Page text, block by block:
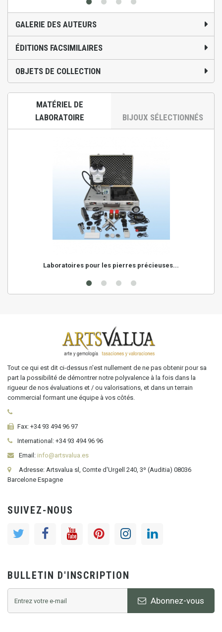
GALERIE DES AUTEURS
ÉDITIONS FACSIMILAIRES
OBJETS DE COLLECTION
MATÉRIEL DE
LABORATOIRE
BIJOUX SÉLECTIONNÉS
Laboratoires pour les pierres précieuses...
Tout ce qui est dit ci-dessus n'est nullement de ne pas obtenir pour sa
part la possibilité de démontrer notre polyvalence à la fois dans la
rigueur de nos évaluations et / ou valorisations, et dans un terrain
commercial formant une équipe à vos côtés.
Fax: +34 93 494 96 97
International: +34 93 494 96 96
Email: info@artsvalua.es
Adresse: Artsvalua sl, Comte d'Urgell 240, 3º (Auditia) 08036
Barcelone Espagne
SUIVEZ-NOUS
BULLETIN D'INSCRIPTION
Abonnez-vous